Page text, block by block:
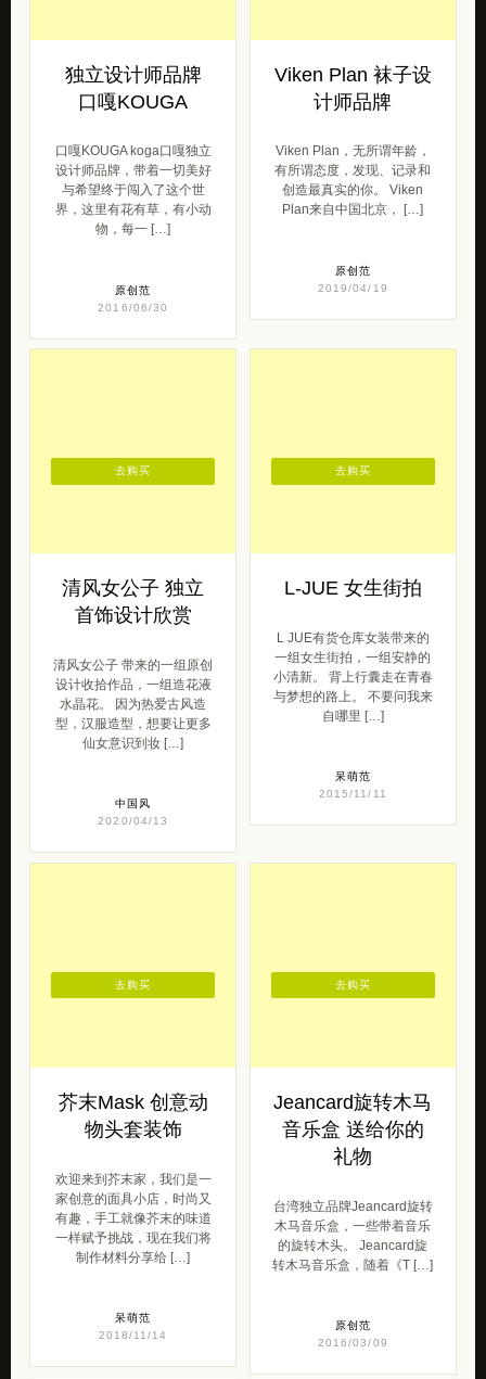
独立设计师品牌
口嘎KOUGA
口嘎KOUGA koga口嘎独立
设计师品牌，带着一切美好
与希望终于闯入了这个世
界，这里有花有草，有小动
物，每一 […]
原创范
2016/06/30
Viken Plan 袜子设
计师品牌
Viken Plan，无所谓年龄，
有所谓态度，发现、记录和
创造最真实的你。 Viken
Plan来自中国北京， […]
原创范
2019/04/19
清风女公子 独立
首饰设计欣赏
清风女公子 带来的一组原创
设计收拾作品，一组造花液
水晶花。 因为热爱古风造
型，汉服造型，想要让更多
仙女意识到妆 […]
中国风
2020/04/13
去购买
L-JUE 女生街拍
L JUE有货仓库女装带来的
一组女生街拍，一组安静的
小清新。 背上行囊走在青春
与梦想的路上。 不要问我来
自哪里 […]
呆萌范
2015/11/11
去购买
芥末Mask 创意动
物头套装饰
欢迎来到芥末家，我们是一
家创意的面具小店，时尚又
有趣，手工就像芥末的味道
一样赋予挑战，现在我们将
制作材料分享给 […]
呆萌范
2018/11/14
去购买
Jeancard旋转木马
音乐盒 送给你的
礼物
台湾独立品牌Jeancard旋转
木马音乐盒，一些带着音乐
的旋转木头。 Jeancard旋
转木马音乐盒，随着《T […]
原创范
2016/03/09
去购买